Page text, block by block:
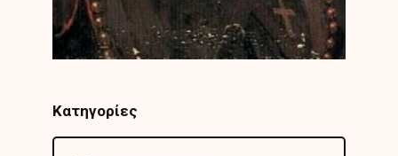
Κατηγορίες